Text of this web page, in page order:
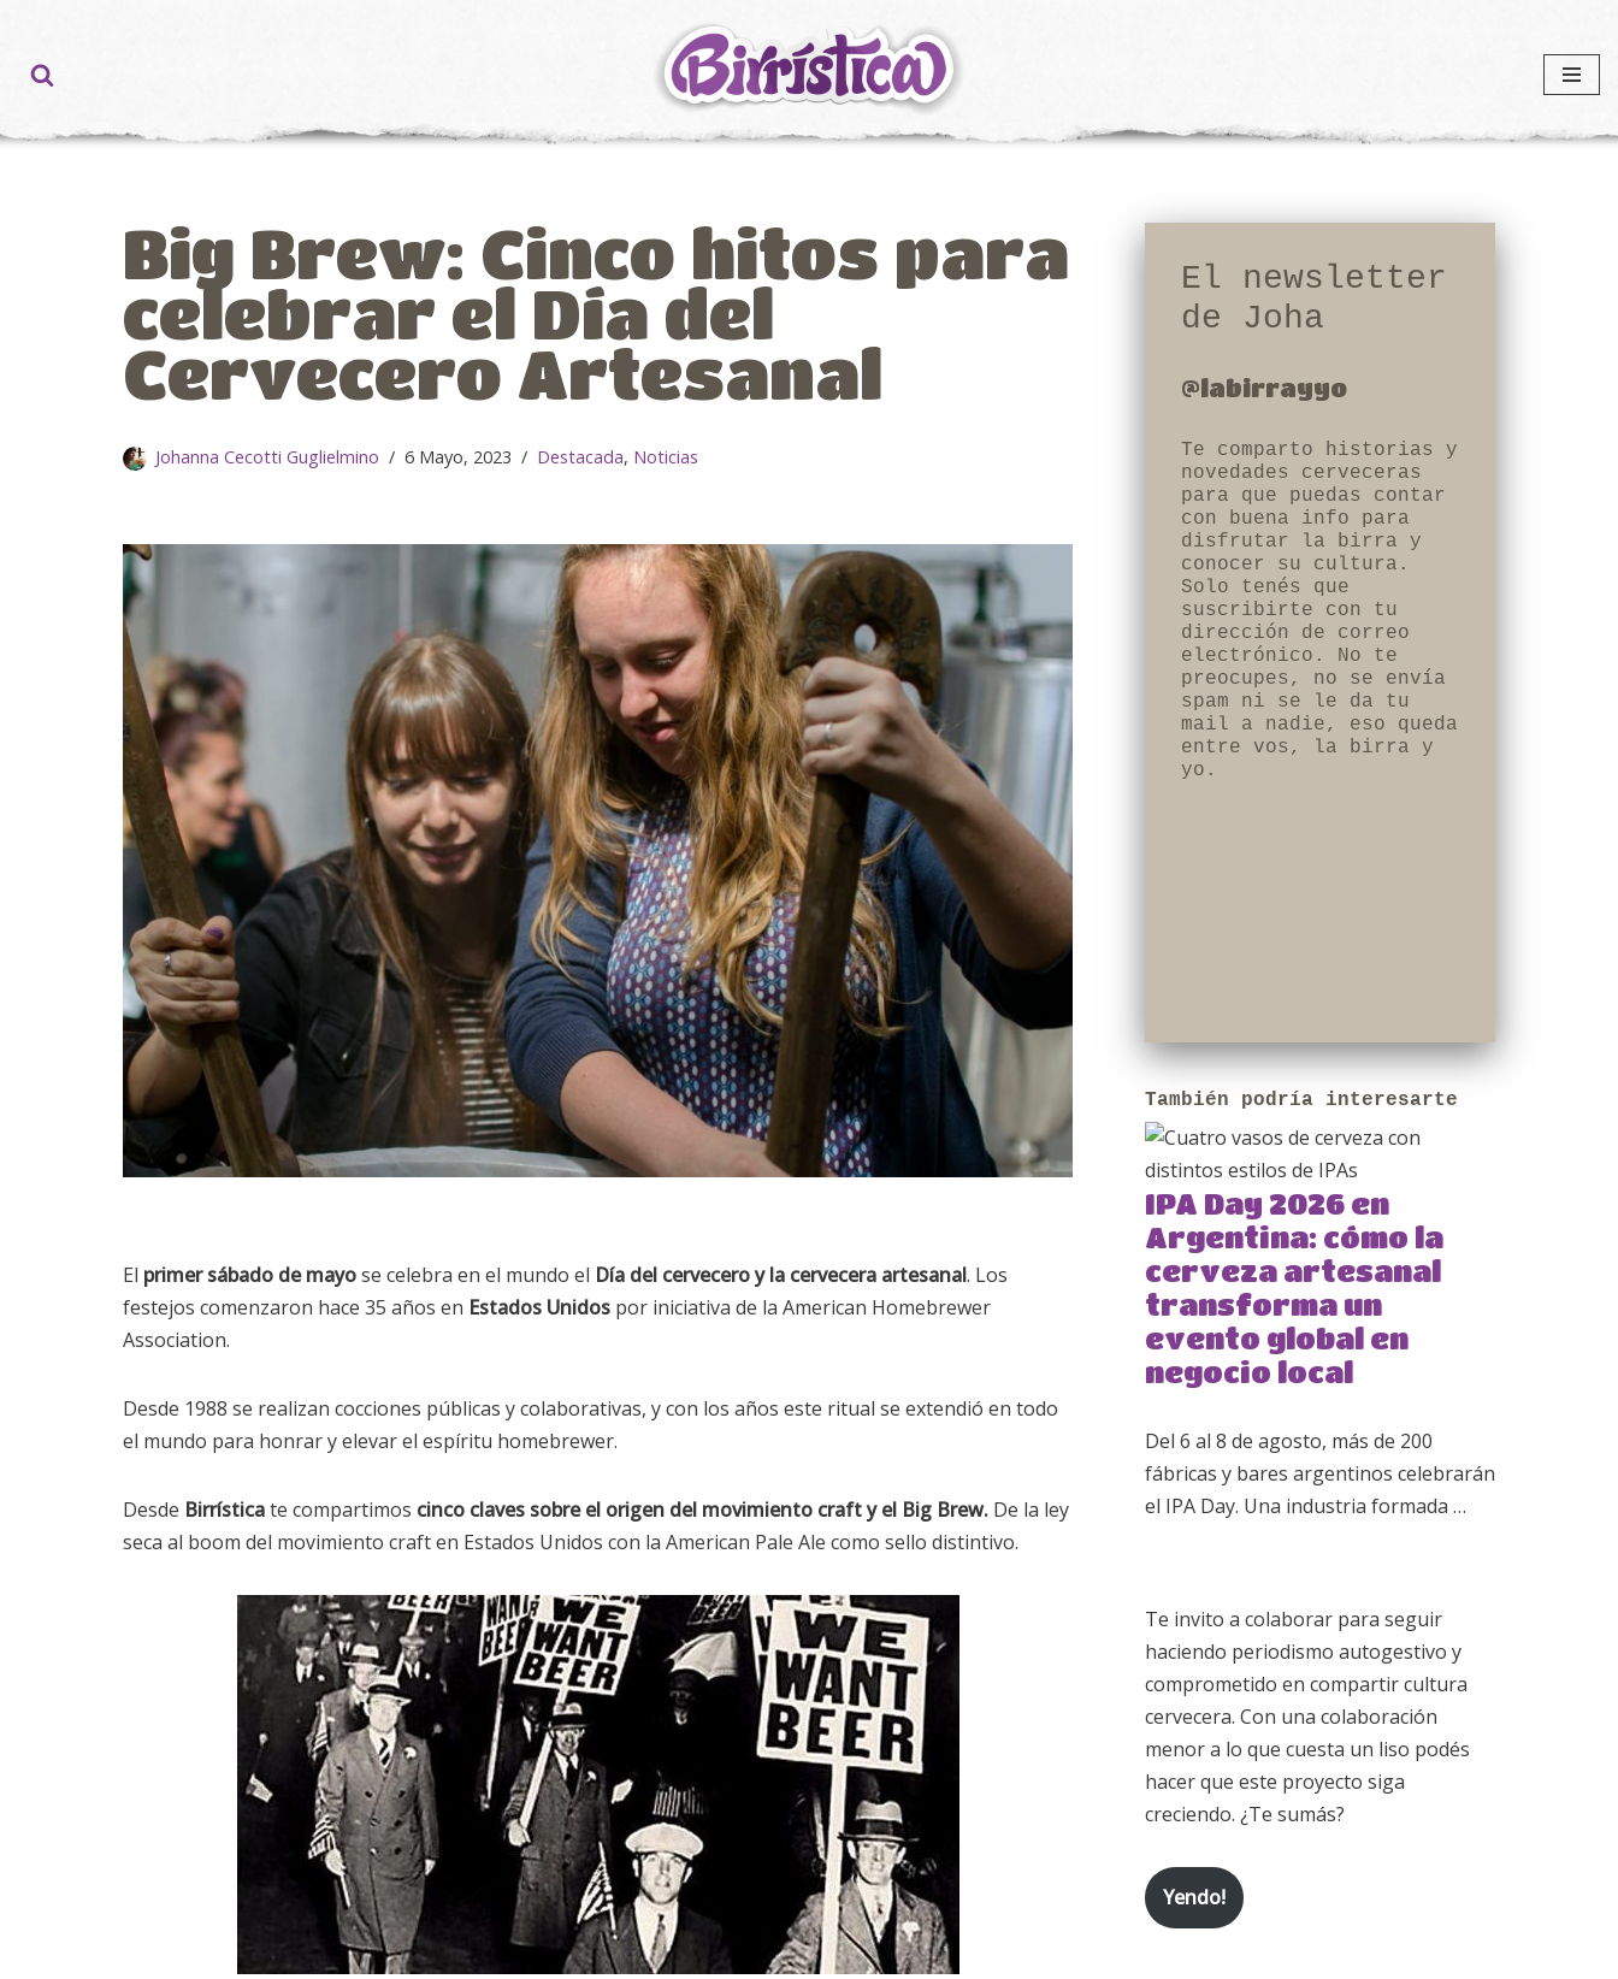
Ir
contenido
Big Brew: Cinco hitos para
celebrar el Día del
Cervecero Artesanal
Johanna Cecotti Guglielmino 6 Mayo, 2023 Destacada, Noticias
El primer sábado de mayose celebra en el mundo el Día del cervecero y la cervecera artesanal. Los
festejos comenzaron hace 35 años en Estados Unidos por iniciativa de la American Homebrewer
Association.
Desde 1988 se realizan cocciones públicas y colaborativas, y con los años este ritual se extendió en todo
el mundo para honrar y elevar el espíritu homebrewer.
Desde Birrísticate compartimos cinco claves sobre el origen del movimiento craft y el Big Brew. De la ley
seca al boom del movimiento craft en Estados Unidos con la American Pale Ale como sello distintivo.
El newsletter
de Joha
@labirrayyo
Te comparto historias y
novedades cerveceras
para que puedas contar
con buena info para
disfrutar la birra y
conocer su cultura.
Solo tenés que
suscribirte con tu
dirección de correo
electrónico. No te
preocupes, no se envía
spam ni se le da tu
mail a nadie, eso queda
entre vos, la birra y
yo.
También podría interesarte
IPA Day 2026 en
Argentina: cómo la
cerveza artesanal
transforma un
evento global en
negocio local
Del 6 al 8 de agosto, más de 200
fábricas y bares argentinos celebrarán
el IPA Day. Una industria formada …
Te invito a colaborar para seguir
haciendo periodismo autogestivo y
comprometido en compartir cultura
cervecera. Con una colaboración
menor a lo que cuesta un liso podés
hacer que este proyecto siga
creciendo. ¿Te sumás?
Yendo!